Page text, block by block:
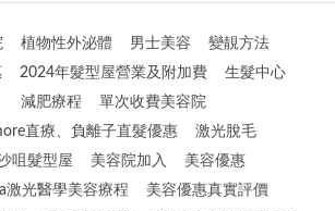
植物性外泌體 男士美容
變靚方法
2024年髮型屋營業及附加費
生髮中心
減肥療程
單次收費美容院
直療、負離子直髮優惠
激光脫毛
咀髮型屋
美容院加入
美容優惠
激光醫學美容療程
美容優惠真實評價